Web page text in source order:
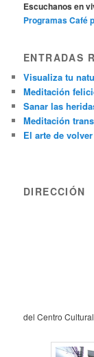
Escuchanos en
Programas Café
ENTRADAS
Visualiza tu
Meditación
Sanar las
Meditación
El arte de
DIRECCIÓN
del Centro